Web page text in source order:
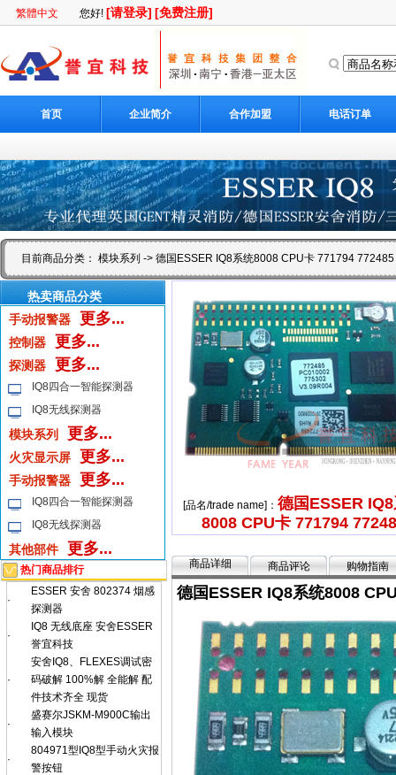
繁體中文 您好! [请登录] [免费注册]
首页 企业简介 合作加盟 电话订单
目前商品分类： 模块系列 -> 德国ESSER IQ8系统8008 CPU卡 771794 772485
热卖商品分类
手动报警器
更多...
控制器 更多...
探测器 更多...
IQ8四合一智能探测器
IQ8无线探测器
模块系列 更多...
火灾显示屏 更多...
手动报警器 更多...
IQ8四合一智能探测器
IQ8无线探测器
其他部件 更多...
热门商品排行
·
ESSER 安舍 802374 烟感
探测器
·
IQ8 无线底座 安舍ESSER
誉宜科技
·
安舍IQ8、FLEXES调试密
码破解 100%解 全能解 配
件技术齐全 现货
·
盛赛尔JSKM-M900C输出
输入模块
·
804971型IQ8型手动火灾报
警按钮
[品名/trade name]： 德国ESSER
8008 CPU卡 771794
商品详细 商品评论 购物指南
德国ESSER IQ8系统8008